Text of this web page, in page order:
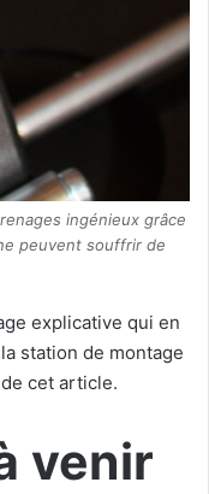
ingénieux grâce
peuvent souffrir de
explicative qui en
station de montage
cet article.
venir